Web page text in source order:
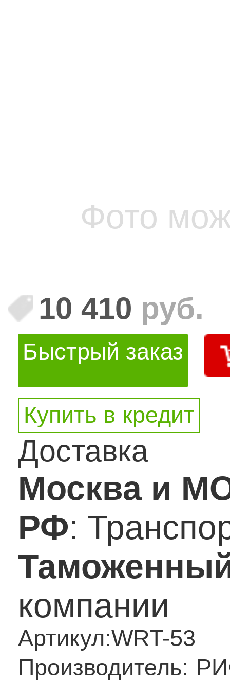
Фото
10 410 руб.
Быстрый заказ
Купить в кредит
Доставка
Москва и
РФ:
компании
Артикул:WRT-53
Производитель: